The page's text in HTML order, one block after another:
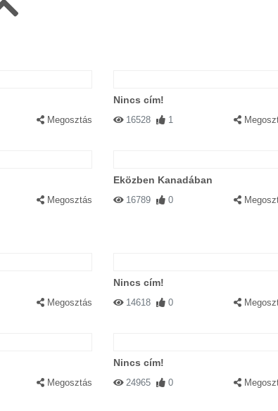
Megosztás
Nincs cím!
16528 1
Megosztás
Eközben Kanadában
16789 0
Megosztás
Nincs cím!
14618 0
Megosztás
Nincs cím!
24965 0